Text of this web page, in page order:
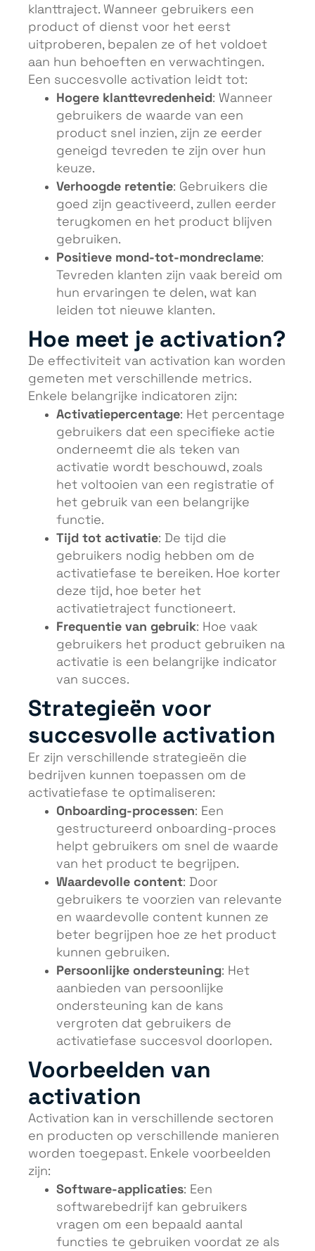
klanttraject. Wanneer gebruikers een
product of dienst voor het eerst
uitproberen, bepalen ze of het voldoet
aan hun behoeften en verwachtingen.
Een succesvolle activation leidt tot:
Hogere klanttevredenheid: Wanneer
gebruikers de waarde van een
product snel inzien, zijn ze eerder
geneigd tevreden te zijn over hun
keuze.
Verhoogde retentie: Gebruikers die
goed zijn geactiveerd, zullen eerder
terugkomen en het product blijven
gebruiken.
Positieve mond-tot-mondreclame:
Tevreden klanten zijn vaak bereid om
hun ervaringen te delen, wat kan
leiden tot nieuwe klanten.
Hoe meet je activation?
De effectiviteit van activation kan worden
gemeten met verschillende metrics.
Enkele belangrijke indicatoren zijn:
Activatiepercentage: Het percentage
gebruikers dat een specifieke actie
onderneemt die als teken van
activatie wordt beschouwd, zoals
het voltooien van een registratie of
het gebruik van een belangrijke
functie.
Tijd tot activatie: De tijd die
gebruikers nodig hebben om de
activatiefase te bereiken. Hoe korter
deze tijd, hoe beter het
activatietraject functioneert.
Frequentie van gebruik: Hoe vaak
gebruikers het product gebruiken na
activatie is een belangrijke indicator
van succes.
Strategieën voor
succesvolle activation
Er zijn verschillende strategieën die
bedrijven kunnen toepassen om de
activatiefase te optimaliseren:
Onboarding-processen: Een
gestructureerd onboarding-proces
helpt gebruikers om snel de waarde
van het product te begrijpen.
Waardevolle content: Door
gebruikers te voorzien van relevante
en waardevolle content kunnen ze
beter begrijpen hoe ze het product
kunnen gebruiken.
Persoonlijke ondersteuning: Het
aanbieden van persoonlijke
ondersteuning kan de kans
vergroten dat gebruikers de
activatiefase succesvol doorlopen.
Voorbeelden van
activation
Activation kan in verschillende sectoren
en producten op verschillende manieren
worden toegepast. Enkele voorbeelden
zijn:
Software-applicaties: Een
softwarebedrijf kan gebruikers
vragen om een bepaald aantal
functies te gebruiken voordat ze als